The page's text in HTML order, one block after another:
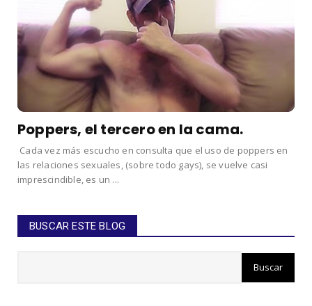
Poppers, el tercero en la cama.
Cada vez más escucho en consulta que el uso de poppers en
las relaciones sexuales, (sobre todo gays), se vuelve casi
imprescindible, es un ...
BUSCAR ESTE BLOG